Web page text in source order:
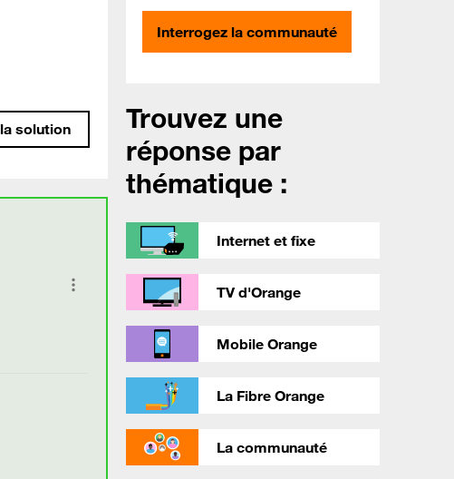
solution
Interrogez la communauté
Trouvez une
réponse par
thématique :
Internet et fixe
TV d'Orange
Mobile Orange
La Fibre Orange
La communauté